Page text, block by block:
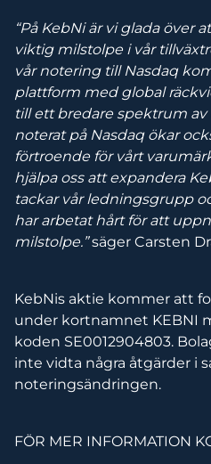
“På KebNi är vi glada över
viktig milstolpe i vår
vår notering till Nasdaq
plattform med global
till ett bredare spektrum av
noterat på Nasdaq ökar
förtroende för vårt
hjälpa oss att expandera
tackar vår ledningsgrupp
har arbetat hårt för att
milstolpe.”säger Carsten
KebNis aktie kommer att
under kortnamnet KEBNI
koden SE0012904803.
inte vidta några åtgärder i
noteringsändringen.
FÖR MER INFORMATION